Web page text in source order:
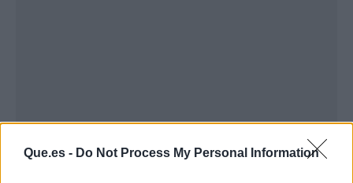
Que.es - Do Not Process My Personal Information